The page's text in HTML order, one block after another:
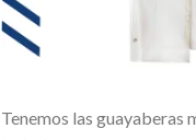
Tenemos las guayaberas